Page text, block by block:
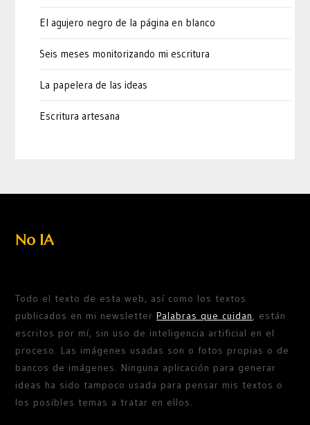
El agujero negro de la página en blanco
Seis meses monitorizando mi escritura
La papelera de las ideas
Escritura artesana
No IA
Todo el texto de esta web, así como los textos
publicados en mi newsletterPalabras que cuidan, están
escritos por mí, sin uso de inteligencia artificial en el
proceso. Las imágenes usadas son o fotos propias o de
bancos de imágenes. Ninguna aplicación para generar
ideas ha sido tampoco usada para pensar mis textos o
los posibles temas a tratar en ellos.